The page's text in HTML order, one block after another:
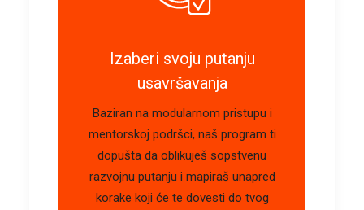
Izaberi svoju putanju
usavršavanja
Baziran na modularnom pristupu i
mentorskoj podršci, naš program ti
dopušta da oblikuješ sopstvenu
razvojnu putanju i mapiraš unapred
korake koji će te dovesti do tvog